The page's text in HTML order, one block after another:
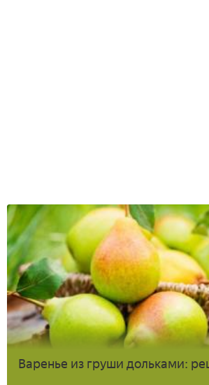
Варенье из груши дольками: